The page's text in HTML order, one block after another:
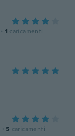
· 1 caricamenti
· 5 caricamenti